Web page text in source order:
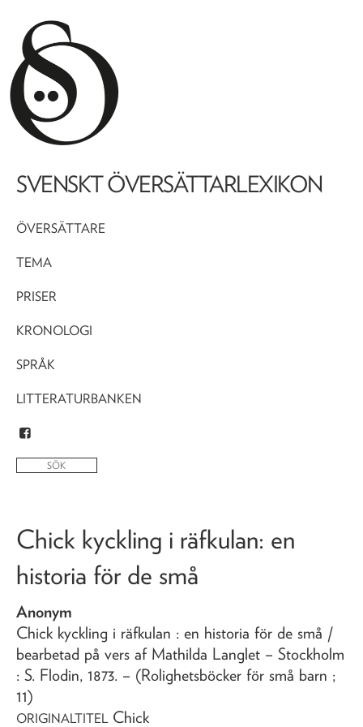
SVENSKT ÖVERSÄTTARLEXIKON
ÖVERSÄTTARE
TEMA
PRISER
KRONOLOGI
SPRÅK
LITTERATURBANKEN
Chick kyckling i räfkulan: en
historia för de små
Anonym
Chick kyckling i räfkulan : en historia för de små /
bearbetad på vers af Mathilda Langlet – Stockholm
: S. Flodin, 1873. – (Rolighetsböcker för små barn ;
11)
ORIGINALTITEL Chick